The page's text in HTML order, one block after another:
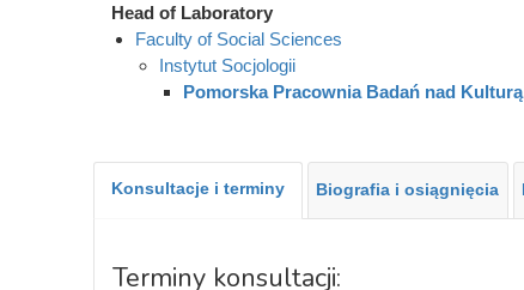
Head of Laboratory
Faculty of Social Sciences
Instytut Socjologii
Pomorska Pracownia Badań nad Kulturą
Konsultacje i terminy Biografia i osiągnięcia
Terminy konsultacji: